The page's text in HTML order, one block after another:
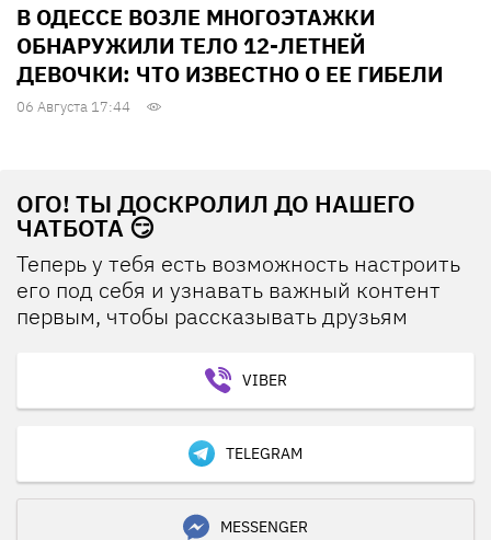
В ОДЕССЕ ВОЗЛЕ МНОГОЭТАЖКИ
ОБНАРУЖИЛИ ТЕЛО 12-ЛЕТНЕЙ
ДЕВОЧКИ: ЧТО ИЗВЕСТНО О ЕЕ ГИБЕЛИ
06 Августа 17:44
ОГО! ТЫ ДОСКРОЛИЛ ДО НАШЕГО
ЧАТБОТА 😏
Теперь у тебя есть возможность настроить
его под себя и узнавать важный контент
первым, чтобы рассказывать друзьям
VIBER
TELEGRAM
MESSENGER